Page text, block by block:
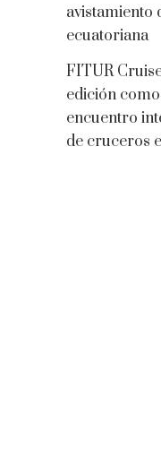
avistamiento
ecuatoriana
FITUR
edición
encuentro
de cruceros